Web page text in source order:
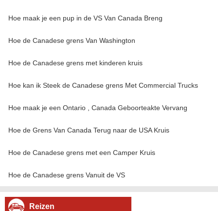
Hoe maak je een pup in de VS Van Canada Breng
Hoe de Canadese grens Van Washington
Hoe de Canadese grens met kinderen kruis
Hoe kan ik Steek de Canadese grens Met Commercial Trucks
Hoe maak je een Ontario , Canada Geboorteakte Vervang
Hoe de Grens Van Canada Terug naar de USA Kruis
Hoe de Canadese grens met een Camper Kruis
Hoe de Canadese grens Vanuit de VS
Reizen